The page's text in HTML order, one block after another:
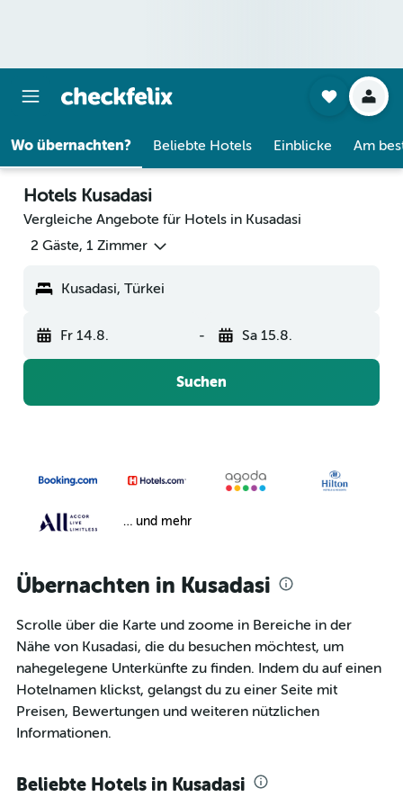
Wo übernachten? Beliebte Hotels Einblicke Am
Hotels Kusadasi
Vergleiche Angebote für Hotels in Kusadasi
2 Gäste, 1 Zimmer
Kusadasi, Türkei
Fr 14.8. - Sa 15.8.
Suchen
… und mehr
Übernachten in Kusadasi
Scrolle über die Karte und zoome in Bereiche in der
Nähe von Kusadasi, die du besuchen möchtest, um
nahegelegene Unterkünfte zu finden. Indem du auf einen
Hotelnamen klickst, gelangst du zu einer Seite mit
Preisen, Bewertungen und weiteren nützlichen
Informationen.
Beliebte Hotels in Kusadasi